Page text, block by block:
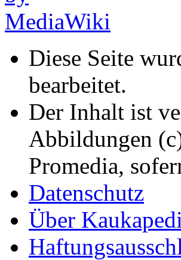
Diese Seite
bearbeitet.
Der Inhalt ist
Abbildungen
Promedia,
Datenschutz
Über